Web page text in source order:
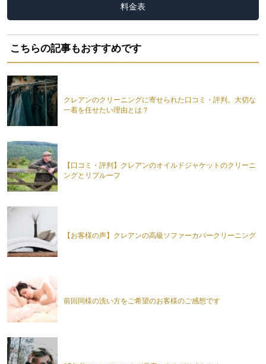
料金表
こちらの記事もおすすめです
クレアンのクリーニングに寄せられた口コミ・評判。大切な
一着を任せたい理由とは？
【口コミ・評判】クレアンのオイルドジャケットのクリーニ
ングとリプルーフ
【お客様の声】クレアンの高級ソファーカバークリーニング
前回同様の洗い方をご希望のお客様のご感想です